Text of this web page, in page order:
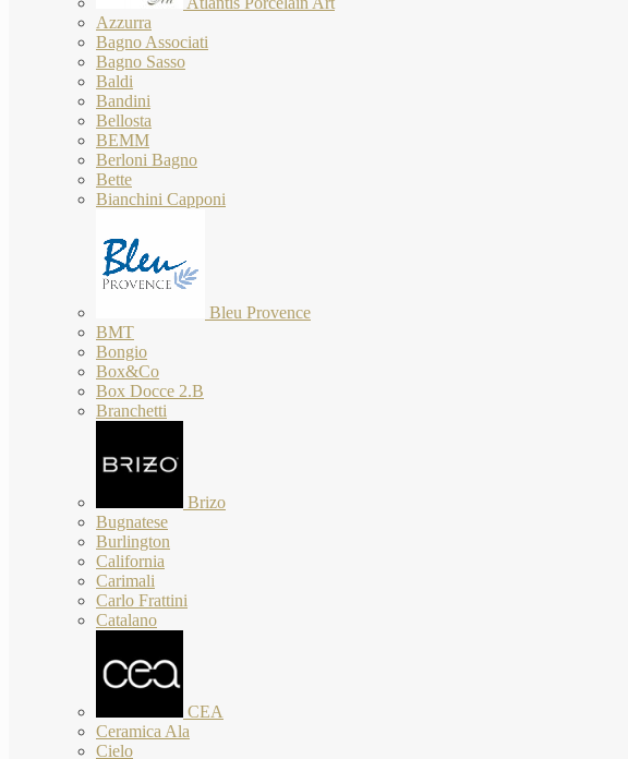
Azzurra
Bagno Associati
Bagno Sasso
Baldi
Bandini
Bellosta
BEMM
Berloni Bagno
Bette
Bianchini Capponi
Bleu Provence
BMT
Bongio
Box&Co
Box Docce 2.B
Branchetti
Brizo
Bugnatese
Burlington
California
Carimali
Carlo Frattini
Catalano
CEA
Ceramica Ala
Cielo